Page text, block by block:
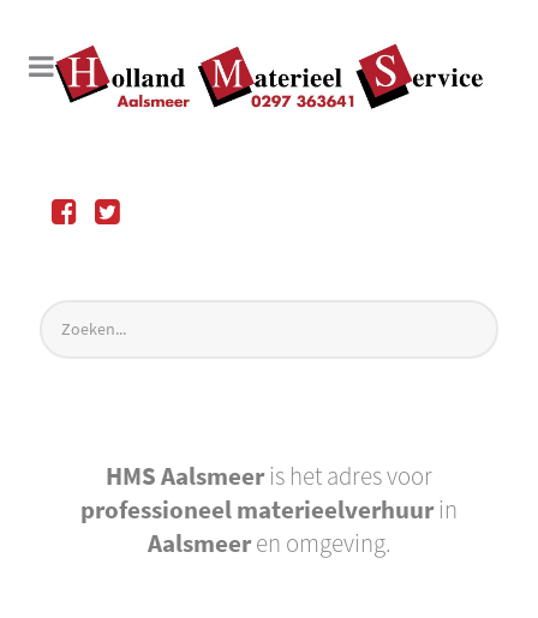
HMS Aalsmeeris het adres voor
professioneel materieelverhuurin
Aalsmeeren omgeving.